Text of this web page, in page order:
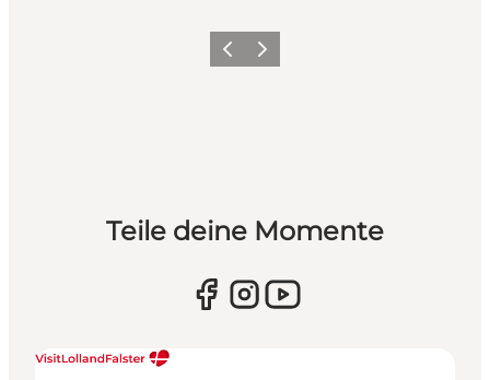
ZurückWeiter
Teile deine Momente